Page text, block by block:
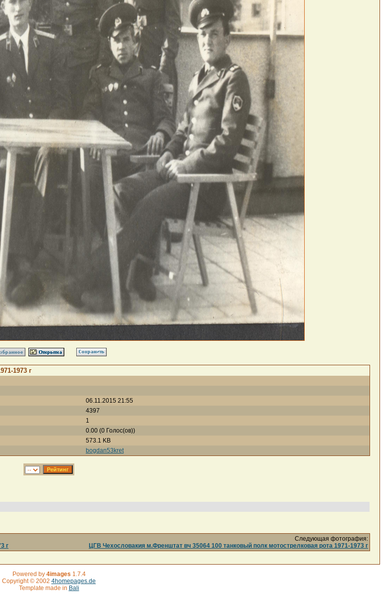
1973 г
06.11.2015 21:55
4397
1
0.00 (0 Голос(ов))
573.1 KB
bogdan53kret
г
Следующая фотография:
ЦГВ Чехословакия м.Френштат вч 35064 100 танковый полк мотострелковая рота 1971-1973 г
Powered by 4images 1.7.4
Copyright © 2002 4homepages.de
Template made in Bali